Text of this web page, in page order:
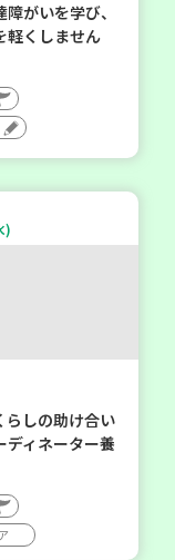
がいを学び、
軽くしません
)
らしの助け合い
ディネーター養